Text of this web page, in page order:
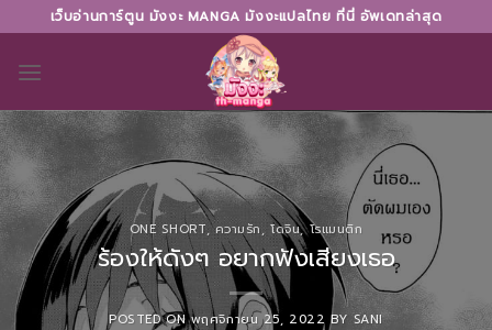
to
content
เว็บอ่านการ์ตูน มังงะ MANGA มังงะแปลไทย ที่นี่ อัพเดทล่าสุด
ONE SHORT,ความรัก,โดจิน,โรแมนติก
ร้องให้ดังๆ อยากฟังเสียงเธอ
POSTED ONพฤศจิกายน 25, 2022 BYSANI